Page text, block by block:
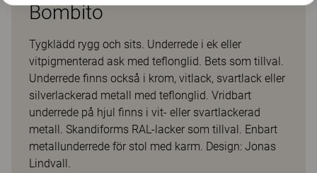
Bombito
Tygklädd rygg och sits. Underrede i ek eller
vitpigmenterad ask med teflonglid. Bets som tillval.
Underrede finns också i krom, vitlack, svartlack eller
silverlackerad metall med teflonglid. Vridbart
underrede på hjul finns i vit- eller svartlackerad
metall. Skandiforms RAL-lacker som tillval. Enbart
metallunderrede för stol med karm. Design: Jonas
Lindvall.